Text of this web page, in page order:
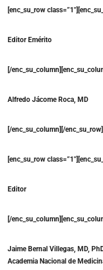
[enc_su_row
Editor Emérito
[/
Alfredo Jácome Roca, MD
[/enc_su_column][/enc_su_row]
[enc_su_row
Editor
[/
Jaime Bernal Villegas, MD,
Academia Nacional de